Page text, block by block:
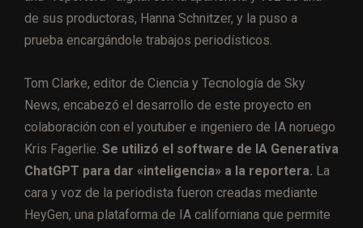
de sus productoras, Hanna Schnitzer, y la puso a
prueba encargándole trabajos periodísticos.
Tom Clarke, editor de Ciencia y Tecnología de Sky
News, encabezó el desarrollo de este proyecto en
colaboración con el youtuber e ingeniero de IA noruego
Kris Fagerlie. Se utilizó el software de IA Generativa
ChatGPT para dar «inteligencia» a la reportera. La
cara y voz de la periodista fueron creadas mediante
HeyGen, una plataforma de IA californiana que permite